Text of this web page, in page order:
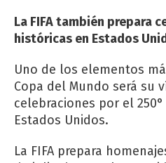
La FIFA también prepara
históricas en Estados
Uno de los elementos
Copa del Mundo será su
celebraciones por el
Estados Unidos.
La FIFA prepara